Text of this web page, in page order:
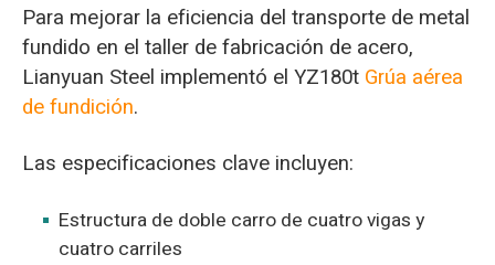
Para mejorar la eficiencia del transporte de metal
fundido en el taller de fabricación de acero,
Lianyuan Steel implementó el YZ180t Grúa aérea
de fundición.
Las especificaciones clave incluyen:
Estructura de doble carro de cuatro vigas y
cuatro carriles